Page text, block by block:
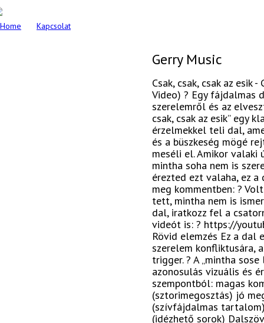
Home Kapcsolat
Gerry Music
Csak, csak, csak az esik
Video) ? Egy fájdalmas
szerelemről és az
csak, csak az esik” egy
érzelmekkel teli dal,
és a büszkeség mögé
meséli el. Amikor
mintha soha nem is
érezted ezt valaha, ez
meg kommentben: ?
tett, mintha nem is
dal, iratkozz fel a
videót is: ? https://
Rövid elemzés Ez a dal
szerelem konfliktusára,
trigger. ? A „mintha
azonosulás vizuális és
szempontból: magas
(sztorimegosztás) jó
(szívfájdalmas
(idézhető sorok)